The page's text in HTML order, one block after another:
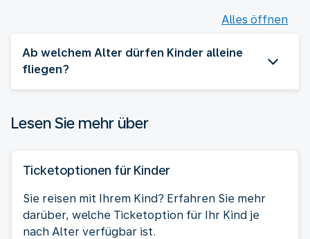
Alles öffnen
Ab welchem Alter dürfen Kinder alleine
fliegen?
Lesen Sie mehr über
Ticketoptionen für Kinder
Sie reisen mit Ihrem Kind? Erfahren Sie mehr
darüber, welche Ticketoption für Ihr Kind je
nach Alter verfügbar ist.